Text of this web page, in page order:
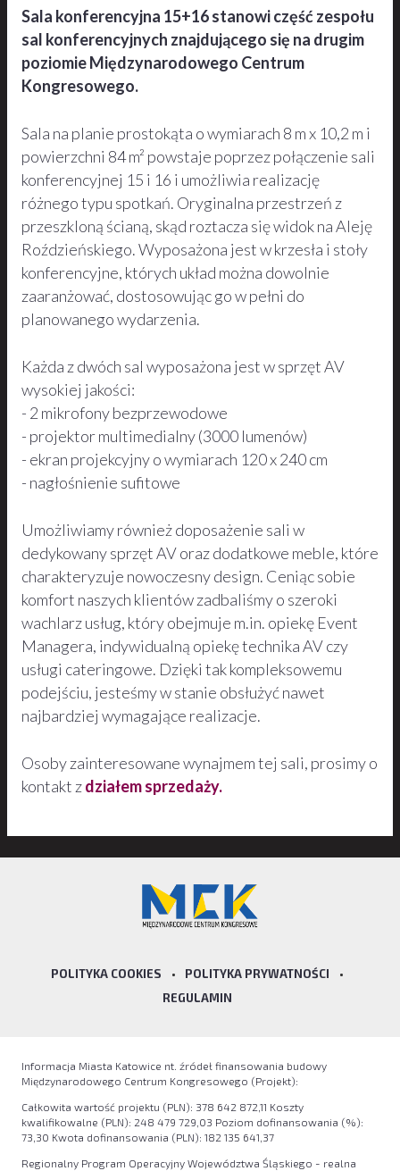
Sala konferencyjna 15+16 stanowi część zespołu
sal konferencyjnych znajdującego się na drugim
poziomie Międzynarodowego Centrum
Kongresowego.
Sala na planie prostokąta o wymiarach 8 m x 10,2 m i
powierzchni 84 m² powstaje poprzez połączenie sali
konferencyjnej 15 i 16 i umożliwia realizację
różnego typu spotkań. Oryginalna przestrzeń z
przeszkloną ścianą, skąd roztacza się widok na Aleję
Roździeńskiego. Wyposażona jest w krzesła i stoły
konferencyjne, których układ można dowolnie
zaaranżować, dostosowując go w pełni do
planowanego wydarzenia.
Każda z dwóch sal wyposażona jest w sprzęt AV
wysokiej jakości:
- 2 mikrofony bezprzewodowe
- projektor multimedialny (3000 lumenów)
- ekran projekcyjny o wymiarach 120 x 240 cm
- nagłośnienie sufitowe
Umożliwiamy również doposażenie sali w
dedykowany sprzęt AV oraz dodatkowe meble, które
charakteryzuje nowoczesny design. Ceniąc sobie
komfort naszych klientów zadbaliśmy o szeroki
wachlarz usług, który obejmuje m.in. opiekę Event
Managera, indywidualną opiekę technika AV czy
usługi cateringowe. Dzięki tak kompleksowemu
podejściu, jesteśmy w stanie obsłużyć nawet
najbardziej wymagające realizacje.
Osoby zainteresowane wynajmem tej sali, prosimy o
kontakt zdziałem sprzedaży.
POLITYKA COOKIES • POLITYKA PRYWATNOŚCI
•
REGULAMIN
Informacja Miasta Katowice nt. źródeł finansowania budowy
Międzynarodowego Centrum Kongresowego (Projekt):
Całkowita wartość projektu (PLN): 378 642 872,11 Koszty
kwalifikowalne (PLN): 248 479 729,03 Poziom dofinansowania (%):
73,30 Kwota dofinansowania (PLN): 182 135 641,37
Regionalny Program Operacyjny Województwa Śląskiego - realna